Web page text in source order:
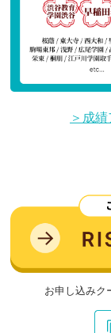
＞成
お申し込みク